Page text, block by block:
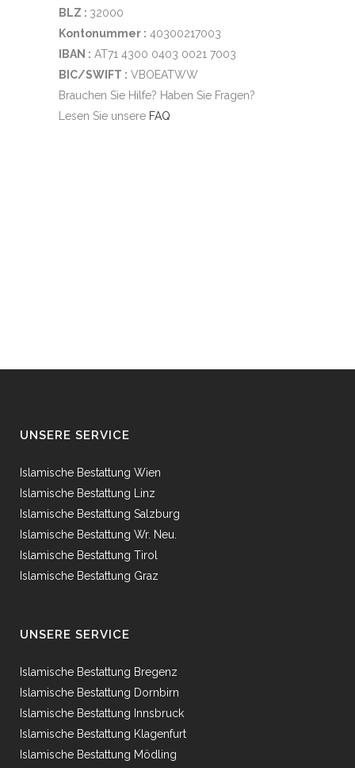
BLZ : 32000
Kontonummer : 40300217003
IBAN : AT71 4300 0403 0021 7003
BIC/SWIFT : VBOEATWW
Brauchen Sie Hilfe? Haben Sie Fragen?
Lesen Sie unsere FAQ
UNSERE SERVICE
Islamische Bestattung Wien
Islamische Bestattung Linz
Islamische Bestattung Salzburg
Islamische Bestattung Wr. Neu.
Islamische Bestattung Tirol
Islamische Bestattung Graz
UNSERE SERVICE
Islamische Bestattung Bregenz
Islamische Bestattung Dornbirn
Islamische Bestattung Innsbruck
Islamische Bestattung Klagenfurt
Islamische Bestattung Mödling